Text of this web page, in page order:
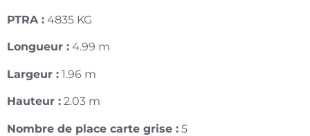
PTRA : 4835 KG
Longueur : 4.99 m
Largeur : 1.96 m
Hauteur : 2.03 m
Nombre de place carte grise : 5